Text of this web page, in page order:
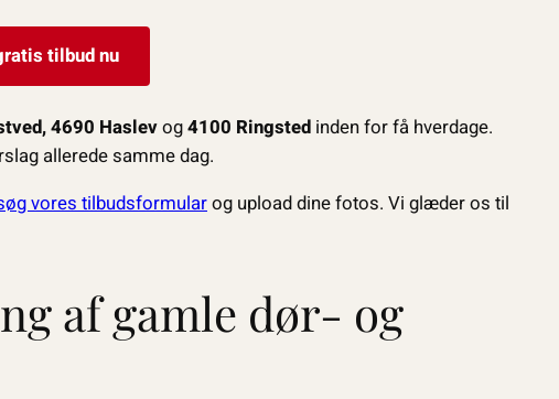
tilbud nu
4690 Haslevog4100 Ringsted inden for få hverdage.
allerede samme dag.
vores tilbudsformularog upload dine fotos. Vi glæder os til
af gamle dør- og